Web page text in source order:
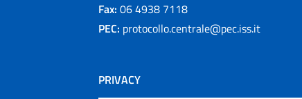
Fax: 06 4938 7118
PEC: protocollo.centrale@pec.iss.it
PRIVACY